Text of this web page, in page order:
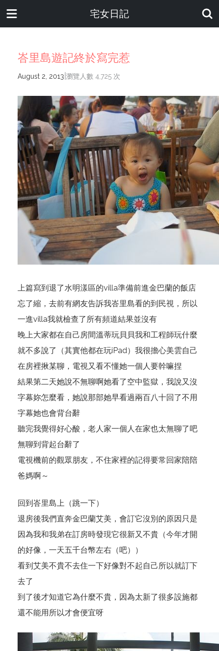
宅女日記
峇里島遊記終於寫完惹
August 2, 2013 瀏覽人數 4,725 次
上篇寫到退了水明漾區的villa準備前進金巴蘭的飯店
忘了縮，去前有網友告訴我峇里島看的到民視，所以
一進villa我就檢查了所有頻道結果並沒有
晚上大家都在自己房間溫蒂玩貝貝我和工程師玩什麼
就不多說了（其實他都在玩iPad）我很擔心美雲自己
在房裡揪某聊，電視又看不懂她一個人要幹嘛捏
結果第二天她說不無聊啊她看了空中監獄，我說又沒
字幕妳怎麼看，她說那部她早看過兩百八十回了不用
字幕她也會背台辭
聽完我覺得好心酸，老人家一個人在家也太無聊了吧
無聊到背起台辭了
電視機前的觀眾朋友，不住家裡的記得要常回家陪陪
爸媽啊～
回到峇里島上（跳一下）
退房後我們直奔金巴蘭艾美，會訂它沒別的原因只是
因為我和我弟在訂房時發現它很新又不貴（今年才開
的好像，一天五千台幣左右（吧））
看到艾美不貴不去住一下好像對不起自己所以就訂下
去了
到了後才知道它為什麼不貴，因為太新了很多設施都
還不能用所以才會便宜呀